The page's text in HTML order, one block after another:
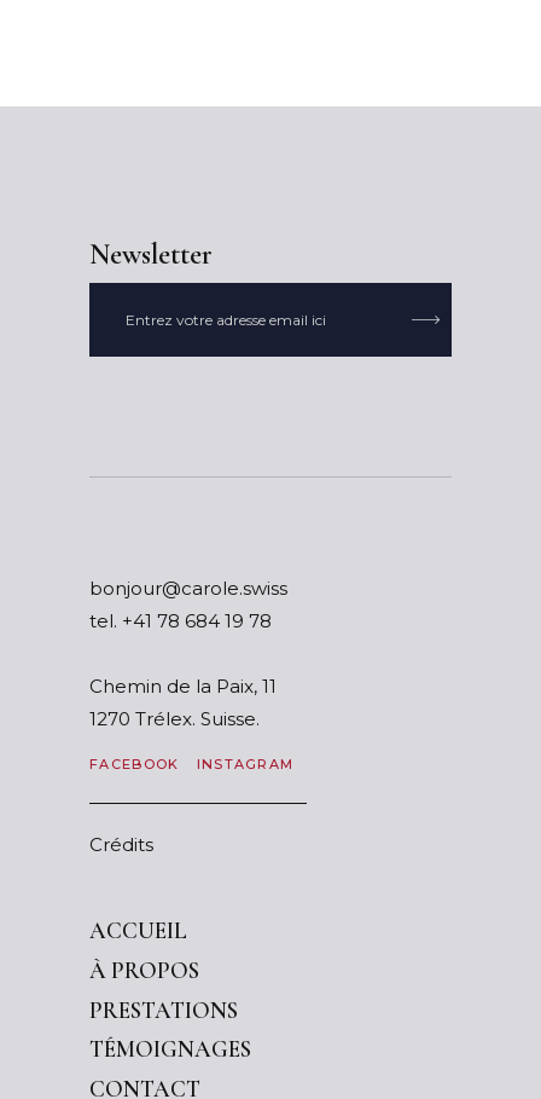
Newsletter

ssiws.elorac@ruojnob
tel. 87 91 486 87 14+
Chemin de la Paix, 11
1270 Trélex. Suisse.
FACEBOOK INSTAGRAM
Crédits
ACCUEIL
À PROPOS
PRESTATIONS
TÉMOIGNAGES
CONTACT